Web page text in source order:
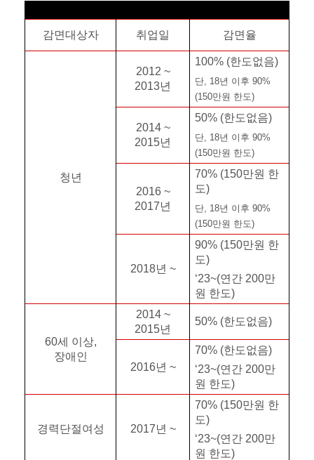
감면대상자 취업일 감면율
청년
2012 ~
2013년
100% (한도없음)
단, 18년 이후 90%
(150만원 한도)
2014 ~
2015년
50% (한도없음)
단, 18년 이후 90%
(150만원 한도)
2016 ~
2017년
70% (150만원 한
도)
단, 18년 이후 90%
(150만원 한도)
2018년 ~
90% (150만원 한
도)
‘23~(연간 200만
원 한도)
60세 이상,
장애인
2014 ~
2015년
50% (한도없음)
2016년 ~
70% (한도없음)
‘23~(연간 200만
원 한도)
경력단절여성 2017년 ~
70% (150만원 한
도)
‘23~(연간 200만
원 한도)